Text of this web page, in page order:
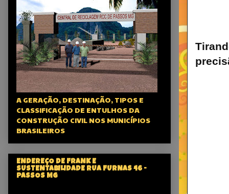
A GERAÇÃO, DESTINAÇÃO, TIPOS E
CLASSIFICAÇÃO DE ENTULHOS DA
CONSTRUÇÃO CIVIL NOS MUNICÍPIOS
BRASILEIROS
ENDEREÇO DE FRANK E
SUSTENTABILIDADE RUA FURNAS 46 -
PASSOS MG